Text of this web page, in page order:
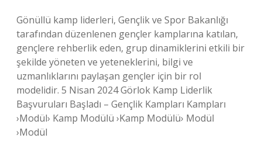
Gönüllü kamp liderleri, Gençlik ve Spor Bakanlığı
tarafından düzenlenen gençler kamplarına katılan,
gençlere rehberlik eden, grup dinamiklerini etkili bir
şekilde yöneten ve yeteneklerini, bilgi ve
uzmanlıklarını paylaşan gençler için bir rol
modelidir. 5 Nisan 2024 Görlok Kamp Liderlik
Başvuruları Başladı – Gençlik Kampları Kampları
›Modül› Kamp Modülü ›Kamp Modülü› Modül
›Modül